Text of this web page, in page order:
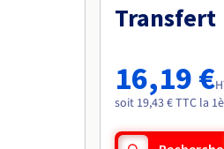
Transfert
16,19 €
soit 19,43 € TTC la